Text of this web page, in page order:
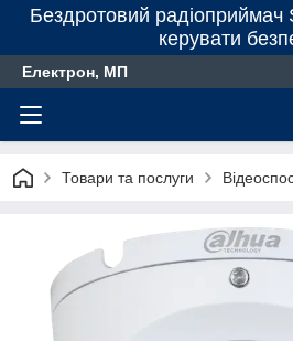
Бездротовий радіоприймач
керувати
Електрон, МП
Товари та послуги